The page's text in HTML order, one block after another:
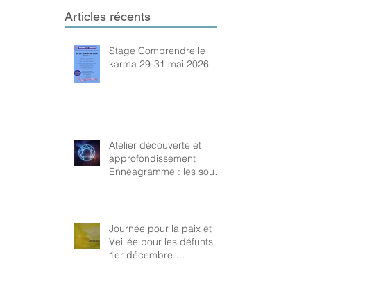
Articles récents
Stage Comprendre le
karma 29-31 mai 2026
Atelier découverte et
approfondissement
Enneagramme : les sous-
Journée pour la paix et
Veillée pour les défunts.
1er décembre.